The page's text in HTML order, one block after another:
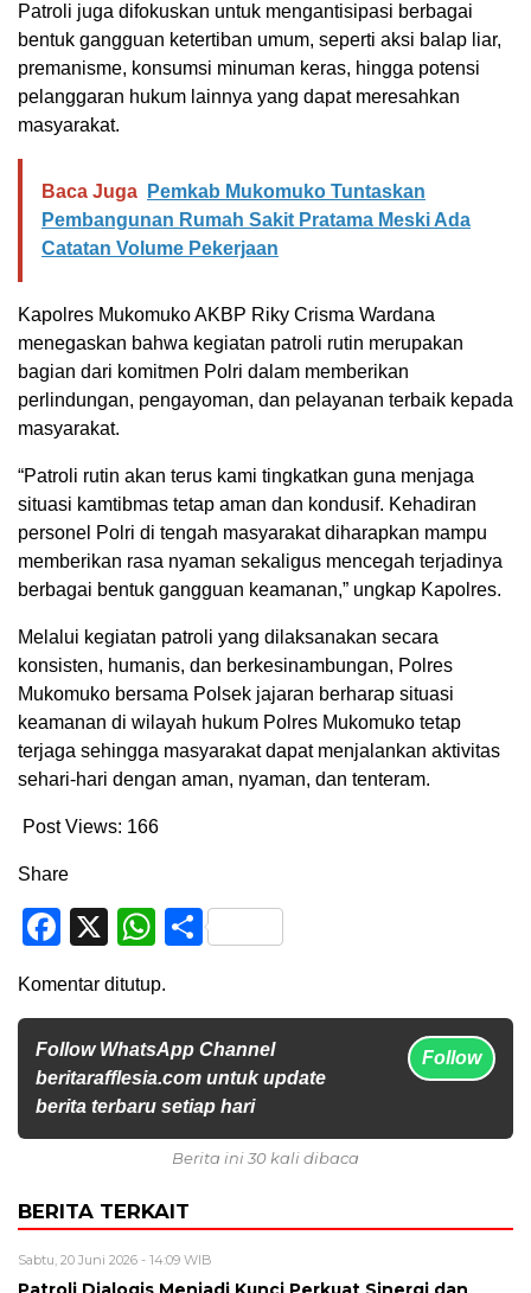
Patroli juga difokuskan untuk mengantisipasi berbagai
bentuk gangguan ketertiban umum, seperti aksi balap liar,
premanisme, konsumsi minuman keras, hingga potensi
pelanggaran hukum lainnya yang dapat meresahkan
masyarakat.
Baca Juga
Pemkab Mukomuko Tuntaskan
Pembangunan Rumah Sakit Pratama Meski Ada
Catatan Volume Pekerjaan
Kapolres Mukomuko AKBP Riky Crisma Wardana
menegaskan bahwa kegiatan patroli rutin merupakan
bagian dari komitmen Polri dalam memberikan
perlindungan, pengayoman, dan pelayanan terbaik kepada
masyarakat.
“Patroli rutin akan terus kami tingkatkan guna menjaga
situasi kamtibmas tetap aman dan kondusif. Kehadiran
personel Polri di tengah masyarakat diharapkan mampu
memberikan rasa nyaman sekaligus mencegah terjadinya
berbagai bentuk gangguan keamanan,” ungkap Kapolres.
Melalui kegiatan patroli yang dilaksanakan secara
konsisten, humanis, dan berkesinambungan, Polres
Mukomuko bersama Polsek jajaran berharap situasi
keamanan di wilayah hukum Polres Mukomuko tetap
terjaga sehingga masyarakat dapat menjalankan aktivitas
sehari-hari dengan aman, nyaman, dan tenteram.
Post Views: 166
Share
Facebook
X WhatsApp
Share
Komentar ditutup.
Follow WhatsApp Channel
beritarafflesia.com untuk update
berita terbaru setiap hari
Follow
Berita ini 30 kali dibaca
BERITA TERKAIT
Sabtu, 20 Juni 2026 - 14:09 WIB